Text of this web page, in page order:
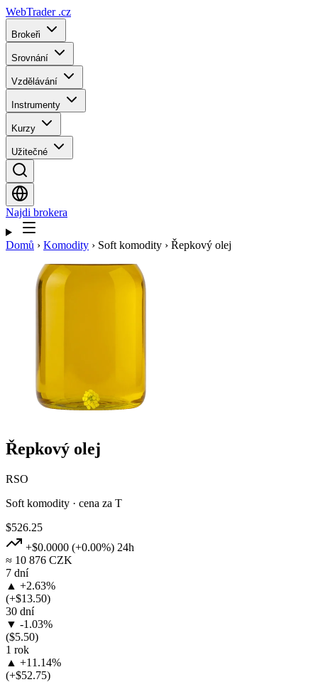
WebTrader .cz
Brokeři
Srovnání
Vzdělávání
Instrumenty
Kurzy
Užitečné
Najdi brokera
Domů › Komodity › Soft komodity › Řepkový olej
Řepkový olej
RSO
Soft komodity · cena za T
$526.25
+$0.0000 (+0.00%) 24h
≈ 10 876 CZK
7 dní
▲ +2.63%
(+$13.50)
30 dní
▼ -1.03%
($5.50)
1 rok
▲ +11.14%
(+$52.75)